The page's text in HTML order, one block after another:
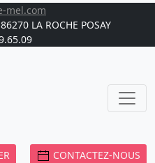
LA ROCHE POSAY
mel.com
CONTACTEZ-NOUS